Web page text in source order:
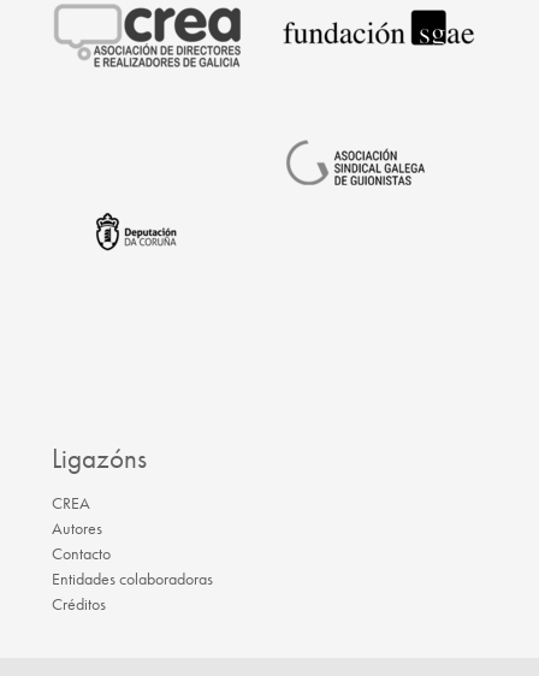
Ligazóns
CREA
Autores
Contacto
Entidades colaboradoras
Créditos